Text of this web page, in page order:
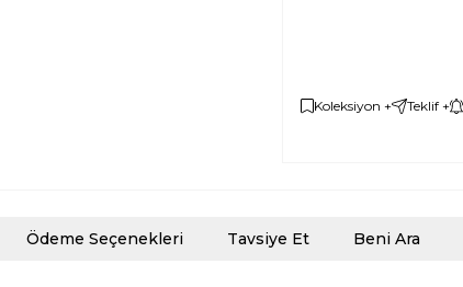
Koleksiyon + Teklif +
Ödeme Seçenekleri Tavsiye Et Beni Ara